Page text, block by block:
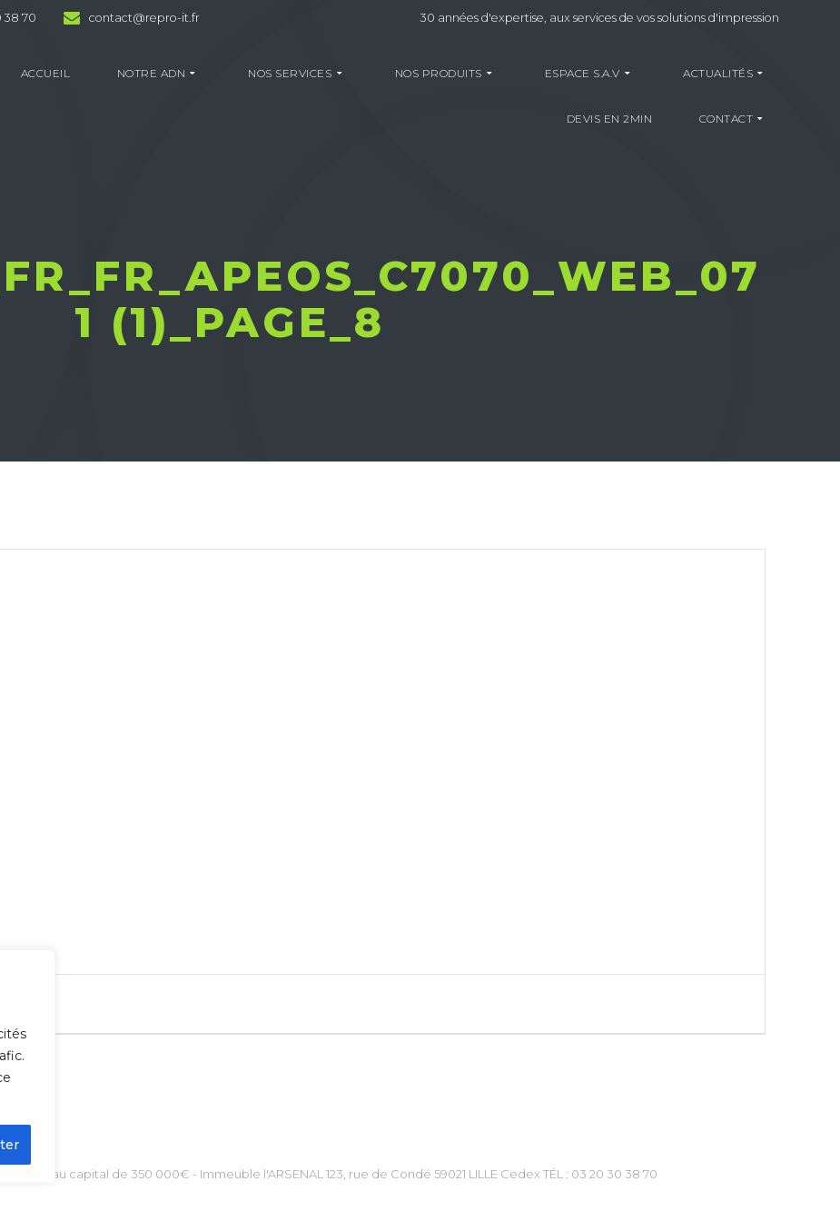
38 70 contact@repro-it.fr 30 années d'expertise, aux services de vos solutions d'impression
ACCUEIL NOTRE ADN NOS SERVICES NOS PRODUITS ESPACE S.A.V ACTUALITÉS
DEVIS EN 2MIN CONTACT
1 (1)_PAGE_8
©️ - SAS au capital de 350 000€ - Immeuble l'ARSENAL 123, rue de Condé 59021 LILLE Cedex TÉL : 03 20 30 38 70